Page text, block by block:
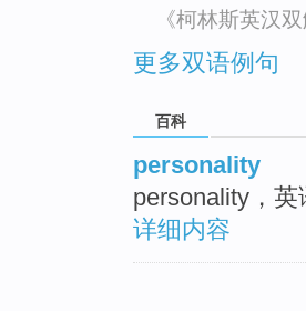
《柯林斯英汉
更多双语例句
百科
personality
personality，英
详细内容